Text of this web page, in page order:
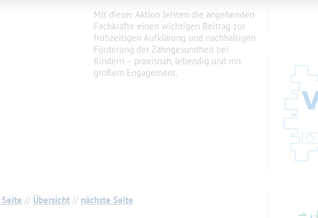
Mit dieser Aktion leisten die angehenden
Fachkräfte einen wichtigen Beitrag zur
frühzeitigen Aufklärung und nachhaltigen
Förderung der Zahngesundheit bei
Kindern – praxisnah, lebendig und mit
großem Engagement.
// Übersicht// nächste Seite